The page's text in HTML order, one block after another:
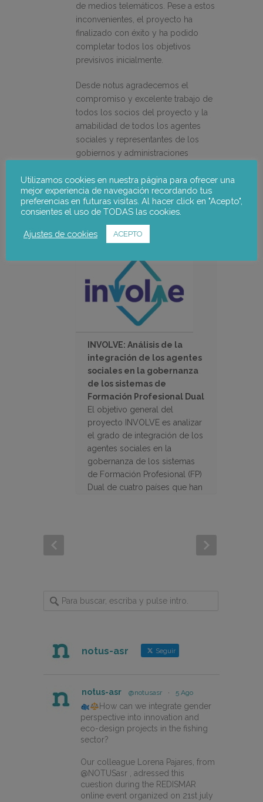
de medios telemáticos. Pese a estos
inconvenientes, el proyecto ha
finalizado con éxito y ha podido
completar todos los objetivos
previsivos inicialmente.
Desde notus agradecemos el
compromiso y excelente trabajo de
todos los socios del proyecto y la
amabilidad de todos los agentes
sociales y representantes de los
gobiernos y administraciones
facilitando información y
compartiendo su conocimiento.
Más información sobre el
proyecto:
INVOLVE: Análisis de la
integración de los agentes
sociales en la gobernanza
de los sistemas de
Formación Profesional Dual
El objetivo general del
proyecto INVOLVE es analizar
el grado de integración de los
agentes sociales en la
gobernanza de los sistemas
de Formación Profesional (FP)
Dual de cuatro países que han
notus-asr Seguir
notus-asr @notusasr · 5 Ago
How can we integrate gender
perspective into innovation and
eco-design projects in the fishing
sector?
Our colleague Lorena Pajares, from
@NOTUSasr , adressed this
cuestion during the REDISMAR
online event organized on 21st july
Utilizamos cookies en nuestra página para ofrecer una
mejor experiencia de navegación recordando tus
preferencias en futuras visitas. Al hacer click en "Acepto",
consientes el uso de TODAS las cookies.
Ajustes de cookies ACEPTO